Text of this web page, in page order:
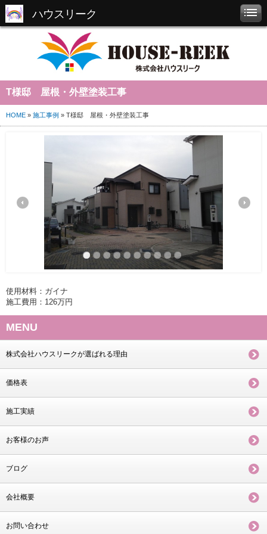
ハウスリーク
T様邸 屋根・外壁塗装工事
HOME » 施工事例 » T様邸 屋根・外壁塗装工事
使用材料：ガイナ
施工費用：126万円
MENU
株式会社ハウスリークが選ばれる理由
価格表
施工実績
お客様のお声
ブログ
会社概要
お問い合わせ